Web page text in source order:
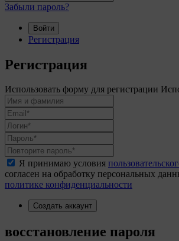
Забыли пароль?
Войти
Регистрация
Регистрация
Использовать форму для регистрации
Я принимаю условия
согласен на обработку персональных
политике конфиденциальности
Создать аккаунт
восстановление пароля